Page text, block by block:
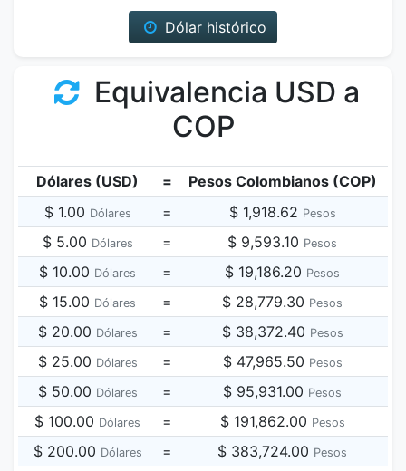
Dólar histórico
Equivalencia USD a
COP
Dólares (USD) =
Pesos Colombianos (COP)
$ 1.00 Dólares = $ 1,918.62 Pesos
$ 5.00 Dólares = $ 9,593.10 Pesos
$ 10.00 Dólares = $ 19,186.20 Pesos
$ 15.00 Dólares = $ 28,779.30 Pesos
$ 20.00 Dólares = $ 38,372.40 Pesos
$ 25.00 Dólares = $ 47,965.50 Pesos
$ 50.00 Dólares = $ 95,931.00 Pesos
$ 100.00 Dólares = $ 191,862.00 Pesos
$ 200.00 Dólares = $ 383,724.00 Pesos